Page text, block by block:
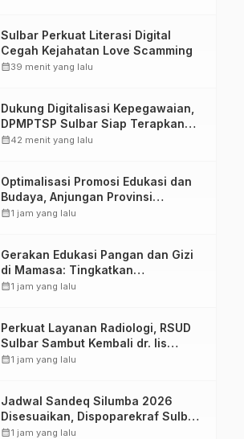
Sulbar Perkuat Literasi Digital
Cegah Kejahatan Love Scamming
calendar_month39 menit yang lalu
Dukung Digitalisasi Kepegawaian,
DPMPTSP Sulbar Siap Terapkan
Aplikasi FLEKSI ASN
calendar_month42 menit yang lalu
Optimalisasi Promosi Edukasi dan
Budaya, Anjungan Provinsi
Sulawesi Barat Perkuat Kolaborasi
calendar_month1 jam yang lalu
Gerakan Edukasi Pangan dan Gizi
di Mamasa: Tingkatkan
Pengetahuan dan Keterampilan
calendar_month1 jam yang lalu
Perkuat Layanan Radiologi, RSUD
Sulbar Sambut Kembali dr. Iis
Imelda, Sp.Rad
calendar_month1 jam yang lalu
Jadwal Sandeq Silumba 2026
Disesuaikan, Dispoparekraf Sulbar
Pastikan Persiapan Tetap
calendar_month1 jam yang lalu